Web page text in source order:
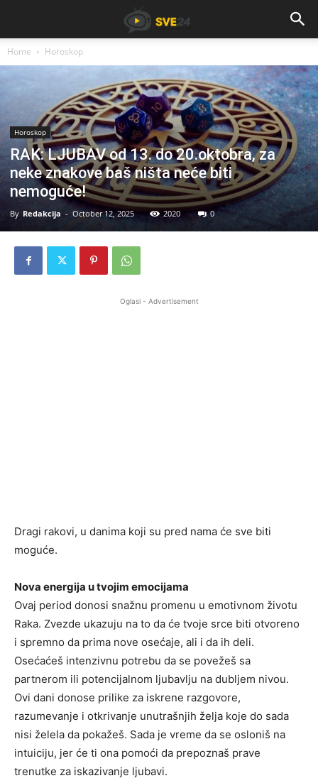
Home Horoskop
Horoskop
RAK: LJUBAV od 13. do 20.oktobra, za
neke znakove baš ništa neće biti
nemoguće!
By Redakcija - October 12, 2025 2020 0
Oglasi - Advertisement
Dragi rakovi, u danima koji su pred nama će sve biti
moguće.
Nova energija u tvojim emocijama
Ovaj period donosi snažnu promenu u emotivnom životu
Raka. Zvezde ukazuju na to da će tvoje srce biti otvoreno
i spremno da prima nove osećaje, ali i da ih deli.
Osećaćeš intenzivnu potrebu da se povežeš sa
partnerom ili potencijalnom ljubavlju na dubljem nivou.
Ovi dani donose prilike za iskrene razgovore,
razumevanje i otkrivanje unutrašnjih želja koje do sada
nisi želela da pokažeš. Sada je vreme da se osloniš na
intuiciju, jer će ti ona pomoći da prepoznaš prave
trenutke za iskazivanje ljubavi.